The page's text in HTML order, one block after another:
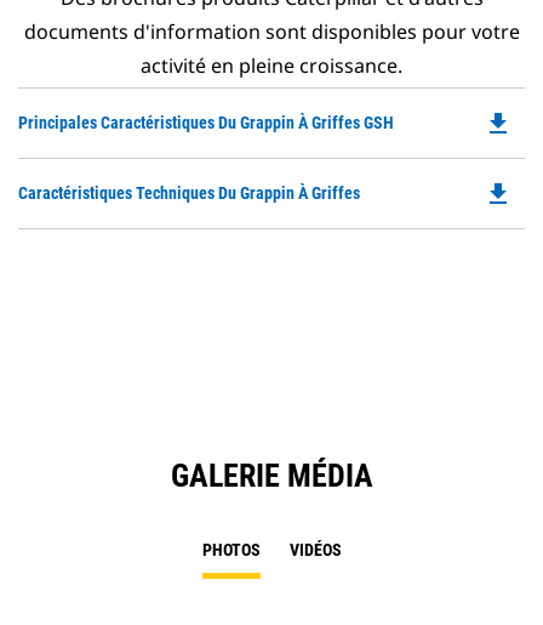
documents d'information sont disponibles pour votre
activité en pleine croissance.
Principales Caractéristiques Du Grappin À Griffes GSH
a
file_download
Caractéristiques Techniques Du Grappin À Griffes file_download
GALERIE MÉDIA
PHOTOS VIDÉOS